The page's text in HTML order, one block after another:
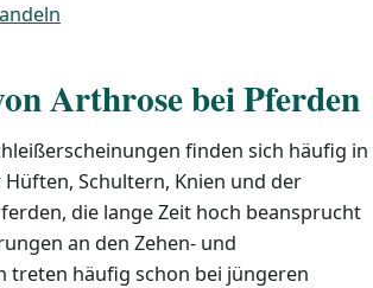
Arthrose bei Pferden
finden sich häufig in
Hüften, Schultern, Knien und der
die lange Zeit hoch beansprucht
an den Zehen- und
treten häufig schon bei jüngeren